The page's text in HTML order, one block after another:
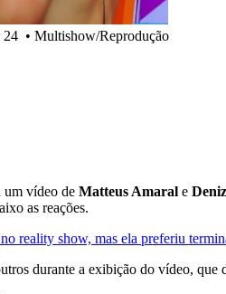
24 • Multishow/Reprodução
um vídeo de Matteus Amaral e
as reações.
reality show, mas ela preferiu
durante a exibição do vídeo, que